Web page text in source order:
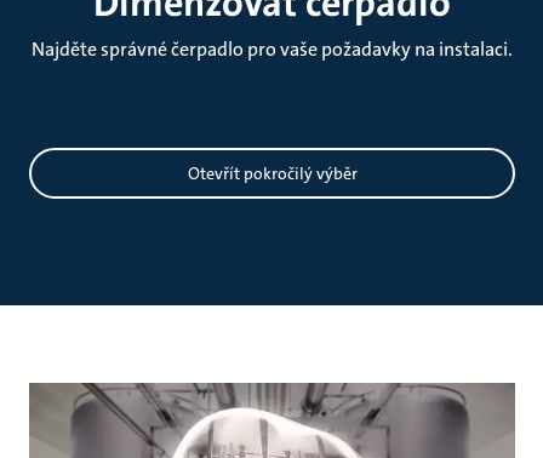
Najděte správné čerpadlo pro vaše požadavky na instalaci.
Otevřít pokročilý výběr